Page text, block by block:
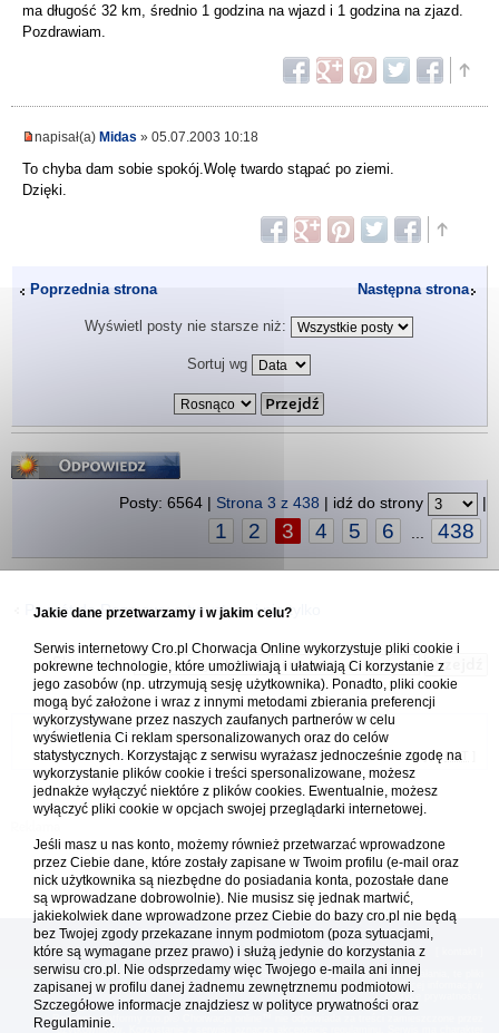
ma długość 32 km, średnio 1 godzina na wjazd i 1 godzina na zjazd.
Pozdrawiam.
napisał(a) Midas » 05.07.2003 10:18
To chyba dam sobie spokój.Wolę twardo stąpać po ziemi.
Dzięki.
Poprzednia strona Następna strona
Wyświetl posty nie starsze niż:
Sortuj wg
Odpowiedz
Posty: 6564 | Strona 3 z 438 | idź do strony |
1 2 3 4 5 6 438
Powrót do Rozmowy o turystyce i nie tylko
Skocz do:
Forum Chorwacja Online - Cro.pl
Usuń ciasteczka• Strefa czasowa: UTC + 1 (Polska - czas zimowy) [ DST
[reklama ] [
Platforma cro.pl© Chorwacja online™ wykorzystuje cookies do prawidłowego działania, te pliki
gromadzą na Twoim komputerze dane ułatwiające korzystanie z serwisu; więcej informacji w
Redakcja platformy cro.pl© Chorwacja online™ nie odpowiada za treści zamieszczone przez
użytkowników. Korzystanie z serwisu oznacza akceptację regulaminu. Serwis ma charakter
Jakie dane przetwarzamy i w jakim celu?
Serwis internetowy Cro.pl Chorwacja Online wykorzystuje pliki cookie i
pokrewne technologie, które umożliwiają i ułatwiają Ci korzystanie z
jego zasobów (np. utrzymują sesję użytkownika). Ponadto, pliki cookie
mogą być założone i wraz z innymi metodami zbierania preferencji
wykorzystywane przez naszych zaufanych partnerów w celu
wyświetlenia Ci reklam spersonalizowanych oraz do celów
statystycznych. Korzystając z serwisu wyrażasz jednocześnie zgodę na
wykorzystanie plików cookie i treści spersonalizowane, możesz
jednakże wyłączyć niektóre z plików cookies. Ewentualnie, możesz
wyłączyć pliki cookie w opcjach swojej przeglądarki internetowej.
Jeśli masz u nas konto, możemy również przetwarzać wprowadzone
przez Ciebie dane, które zostały zapisane w Twoim profilu (e-mail oraz
nick użytkownika są niezbędne do posiadania konta, pozostałe dane
są wprowadzane dobrowolnie). Nie musisz się jednak martwić,
jakiekolwiek dane wprowadzone przez Ciebie do bazy cro.pl nie będą
bez Twojej zgody przekazane innym podmiotom (poza sytuacjami,
które są wymagane przez prawo) i służą jedynie do korzystania z
serwisu cro.pl. Nie odsprzedamy więc Twojego e-maila ani innej
zapisanej w profilu danej żadnemu zewnętrznemu podmiotowi.
Szczegółowe informacje znajdziesz w polityce prywatności oraz
Regulaminie.